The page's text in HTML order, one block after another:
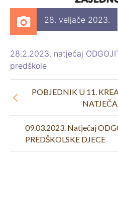
28. veljače 2023.
28.2.2023. natječaj
predškole
09.03.2023. Natječaj
PREDŠKOLSKE DJECE
POBJEDNIK U 11.